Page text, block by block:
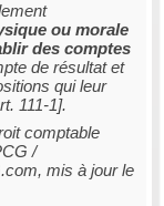
ou morale
des comptes
de résultat et
qui leur
111-1].
comptable
/
mis à jour le